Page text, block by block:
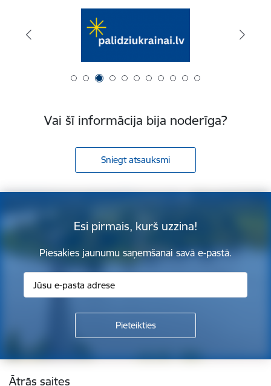
Vai šī informācija bija noderīga?
Sniegt atsauksmi
Esi pirmais, kurš uzzina!
Piesakies jaunumu saņemšanai savā e-pastā.
Kājene
Ātrās saites